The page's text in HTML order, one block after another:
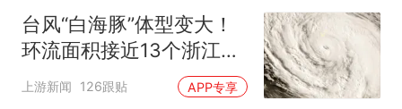
台风“白海豚”体型变大！
环流面积接近13个浙江那
么大
上游新闻 126跟贴 APP专享